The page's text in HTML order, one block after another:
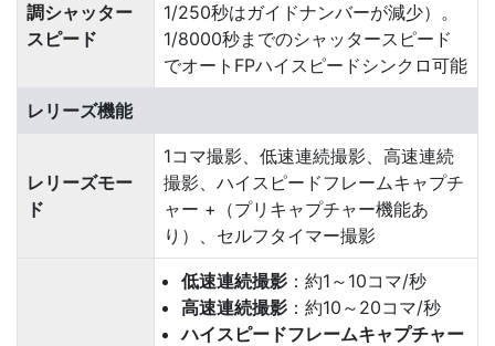
調シャッター
スピード
1/250秒はガイドナンバーが減少）。
1/8000秒までのシャッタースピード
でオートFPハイスピードシンクロ可能
レリーズ機能
レリーズモー
ド
1コマ撮影、低速連続撮影、高速連続
撮影、ハイスピードフレームキャプチ
ャー +（プリキャプチャー機能あ
り）、セルフタイマー撮影
低速連続撮影 ：約1～10コマ/秒
高速連続撮影 ：約10～20コマ/秒
ハイスピードフレームキャプチャー